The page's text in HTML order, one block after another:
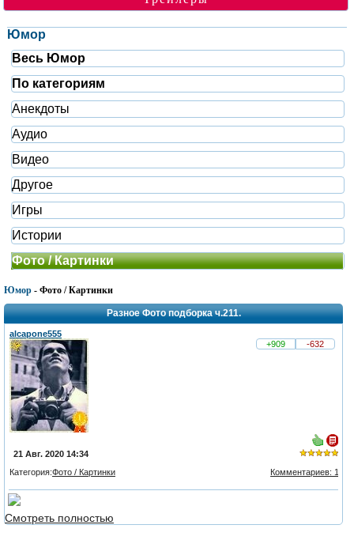
Юмор
Весь Юмор
По категориям
Анекдоты
Аудио
Видео
Другое
Игры
Истории
Фото / Картинки
Юмор - Фото / Картинки
Разное Фото подборка ч.211.
alcapone555
+909
-632
из 5,
21 Авг. 2020 14:34
Комментариев: 1
Категория:Фото / Картинки
Смотреть полностью